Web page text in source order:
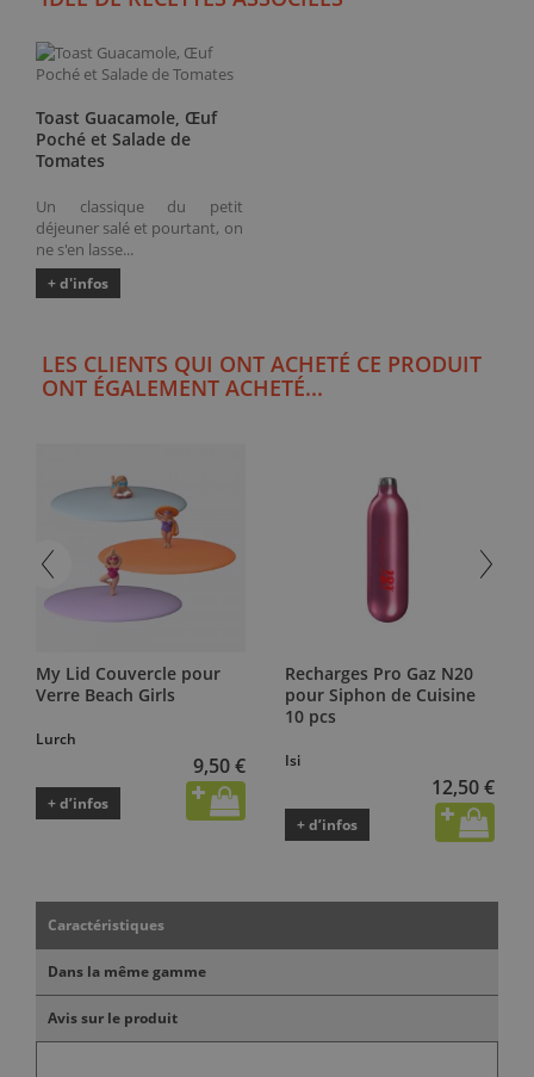
Toast Guacamole, Œuf
Poché et Salade de
Tomates
Un classique du petit
déjeuner salé et pourtant, on
ne s'en lasse...
+ d'infos
LES CLIENTS QUI ONT ACHETÉ CE PRODUIT
ONT ÉGALEMENT ACHETÉ...
My Lid Couvercle pour
Verre Beach Girls
Lurch
9,50 €
+ d’infos
Recharges Pro Gaz N20
pour Siphon de Cuisine
10 pcs
Isi
12,50 €
+ d’infos
Caractéristiques
Dans la même gamme
Avis sur le produit